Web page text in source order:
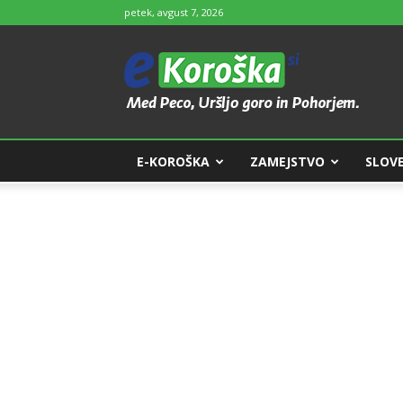
petek, avgust 7, 2026
e-
Koroška
E-KOROŠKA ZAMEJSTVO